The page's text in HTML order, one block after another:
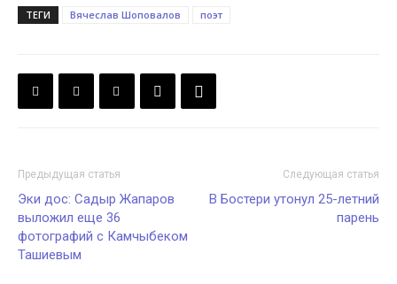
ТЕГИ Вячеслав Шоповалов поэт
Предыдущая статья
Эки дос: Садыр Жапаров
выложил еще 36
фотографий с Камчыбеком
Ташиевым
Следующая статья
В Бостери утонул 25-летний
парень